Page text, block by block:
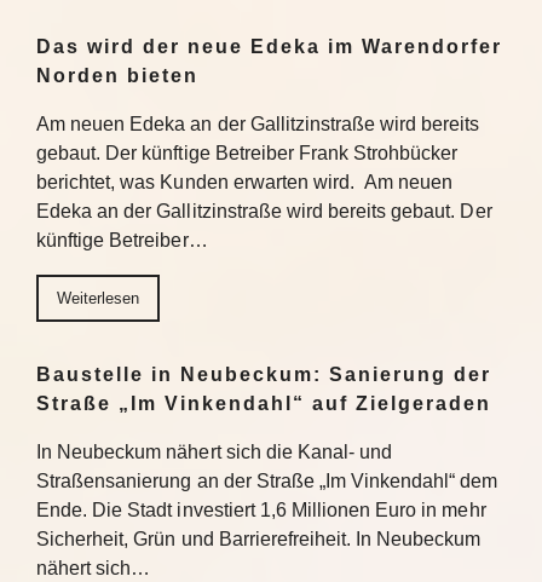
Das wird der neue Edeka im Warendorfer
Norden bieten
Am neuen Edeka an der Gallitzinstraße wird bereits
gebaut. Der künftige Betreiber Frank Strohbücker
berichtet, was Kunden erwarten wird. Am neuen
Edeka an der Gallitzinstraße wird bereits gebaut. Der
künftige Betreiber…
Weiterlesen
Baustelle in Neubeckum: Sanierung der
Straße „Im Vinkendahl“ auf Zielgeraden
In Neubeckum nähert sich die Kanal- und
Straßensanierung an der Straße „Im Vinkendahl“ dem
Ende. Die Stadt investiert 1,6 Millionen Euro in mehr
Sicherheit, Grün und Barrierefreiheit. In Neubeckum
nähert sich…